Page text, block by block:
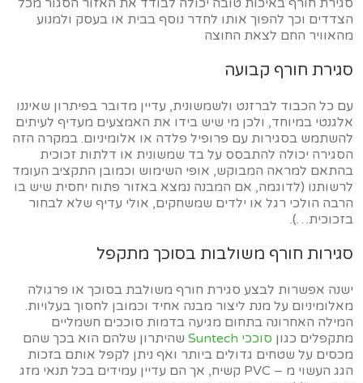
סגירת חורף באיכות טובה יכולה לבודד את האזור הסגור מכל
הצדדים וכך להפוך אותו לחדר נוסף בבית או בעסק ולמנוע
מהאוויר החם לצאת החוצה
סגירת חורף קבועה
עם כל הכבוד לברזנט ולשמשונית, עדיין מדובר בפיתרון שאיננו
אלגנטי במיוחד, ולכן מי שיש בידו את האמצעים מעדיף לעיתים
להשתמש בסגירות עם פרופיל פלדה או אלומיניום. במקרה הזה
הסגירה יכולה להתבסס על בד שמשונית או דלתות זכוכית
בהתאם למראה המבוקש, אופי השימוש וכמובן התקציב העומד
לרשותנו (לדוגמה, אם המבנה נמצא באזור פתוח יחסית שיש בו
הרבה הולכי רגל או ילדים שמשחקים, אולי עדיף שלא לבחור
בזכוכית…).
סגירות חורף משולבות בסוכך מתקפל
ישנה אפשרות לבצע סגירת חורף משולבת בסוכך או פרגולה
מאלומיניום על מנת ליצור מבנה אחיד וכמובן לחסוך בעלויות.
המילה האחרונה בתחום מגיעה בדמות סוככים חשמליים
מתקפלים כגון סוככי Suntech
שהיתרון שלהם הוא בכך שהם
מכסים על שטחים גדולים ביותר ואף ניתן לקפל אותם בזכות
הגג העשוי מ – PVC קשיח, אך הם עדיין עמידים בכל תנאי מזג